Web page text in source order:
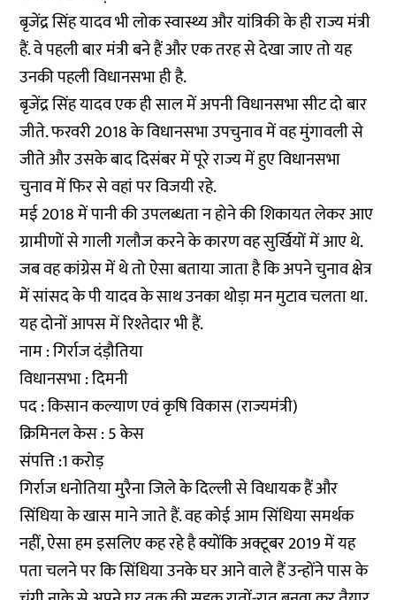
बृजेंद्र सिंह यादव भी लोक स्वास्थ्य और यांत्रिकी के ही राज्य मंत्री
हैं. वे पहली बार मंत्री बने हैं और एक तरह से देखा जाए तो यह
उनकी पहली विधानसभा ही है.
बृजेंद्र सिंह यादव एक ही साल में अपनी विधानसभा सीट दो बार
जीते. फरवरी 2018 के विधानसभा उपचुनाव में वह मुंगावली से
जीते और उसके बाद दिसंबर में पूरे राज्य में हुए विधानसभा
चुनाव में फिर से वहां पर विजयी रहे.
मई 2018 में पानी की उपलब्धता न होने की शिकायत लेकर आए
ग्रामीणों से गाली गलौज करने के कारण वह सुर्खियों में आए थे.
जब वह कांग्रेस में थे तो ऐसा बताया जाता है कि अपने चुनाव क्षेत्र
में सांसद के पी यादव के साथ उनका थोड़ा मन मुटाव चलता था.
यह दोनों आपस में रिश्तेदार भी हैं.
नाम : गिर्राज दंड़ौतिया
विधानसभा : दिमनी
पद : किसान कल्याण एवं कृषि विकास (राज्यमंत्री)
क्रिमिनल केस : 5 केस
संपत्ति :1 करोड़
गिर्राज धनोतिया मुरैना जिले के दिल्ली से विधायक हैं और
सिंधिया के खास माने जाते हैं. वह कोई आम सिंधिया समर्थक
नहीं, ऐसा हम इसलिए कह रहे है क्योंकि अक्टूबर 2019 में यह
पता चलने पर कि सिंधिया उनके घर आने वाले हैं उन्होंने पास के